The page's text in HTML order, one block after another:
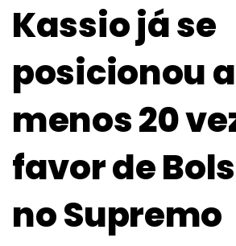
Kassio já se
posicionou
menos 20
favor de
no Supremo